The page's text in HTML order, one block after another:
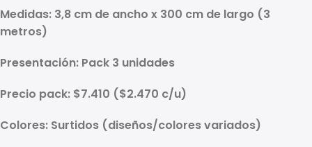
Medidas: 3,8 cm de ancho x 300 cm de largo (3
metros)
Presentación: Pack 3 unidades
Precio pack: $7.410 ($2.470 c/u)
Colores: Surtidos (diseños/colores variados)